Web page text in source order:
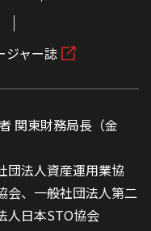
ジャー誌
関東財務局長（金
団法人資産運用業協
会、一般社団法人第二
人日本STO協会